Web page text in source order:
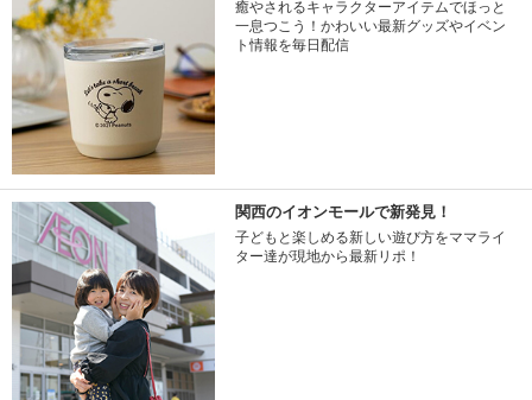
癒やされるキャラクターアイテムでほっと
一息つこう！かわいい最新グッズやイベン
ト情報を毎日配信
関西のイオンモールで新発見！
子どもと楽しめる新しい遊び方をママライ
ター達が現地から最新リポ！